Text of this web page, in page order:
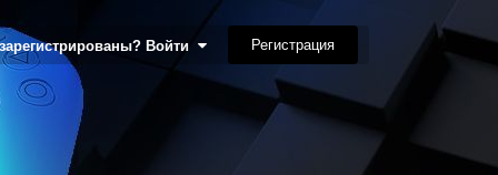
Войти Регистрация